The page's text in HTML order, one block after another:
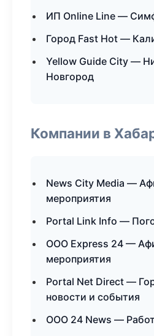
ИП Online Line —
Город Fast Hot —
Yellow Guide City —
Новгород
Компании в
News City Media —
мероприятия
Portal Link Info —
ООО Express 24 —
мероприятия
Portal Net Direct —
новости и события
ООО 24 News —